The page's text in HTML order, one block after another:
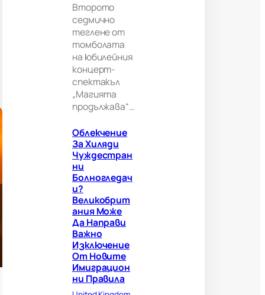
и
т
а
о
е
а
а
р
в
в
а
ж
н
о
Второто
седмично
теглене от
томболата
на юбилейния
концерт-
спектакъл
„Магията
продължава“…
Облекчение
За Хиляди
Чуждестран
Ни
Болногледач
И?
Великобрит
Ания Може
Да Направи
Важно
Изключение
От Новите
Имиграцион
Ни Правила